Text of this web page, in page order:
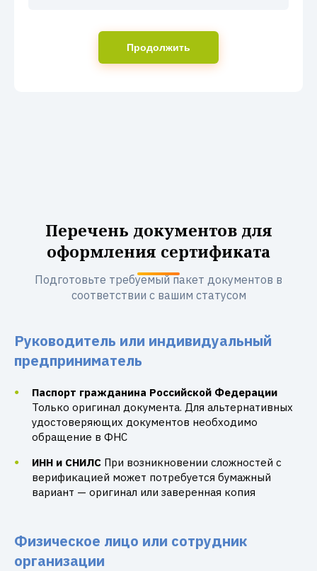
Продолжить
Перечень документов для
оформления сертификата
Подготовьте требуемый пакет документов в
соответствии с вашим статусом
Руководитель или индивидуальный
предприниматель
Паспорт гражданина Российской Федерации
Только оригинал документа. Для альтернативных
удостоверяющих документов необходимо
обращение в ФНС
ИНН и СНИЛС При возникновении сложностей с
верификацией может потребуется бумажный
вариант — оригинал или заверенная копия
Физическое лицо или сотрудник
организации